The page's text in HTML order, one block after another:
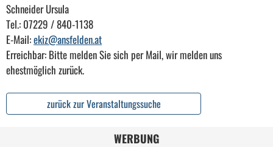
Schneider Ursula
Tel.: 07229 / 840-1138
E-Mail:ekiz@ansfelden.at
Erreichbar: Bitte melden Sie sich per Mail, wir melden uns
ehestmöglich zurück.
zurück zur Veranstaltungssuche
WERBUNG